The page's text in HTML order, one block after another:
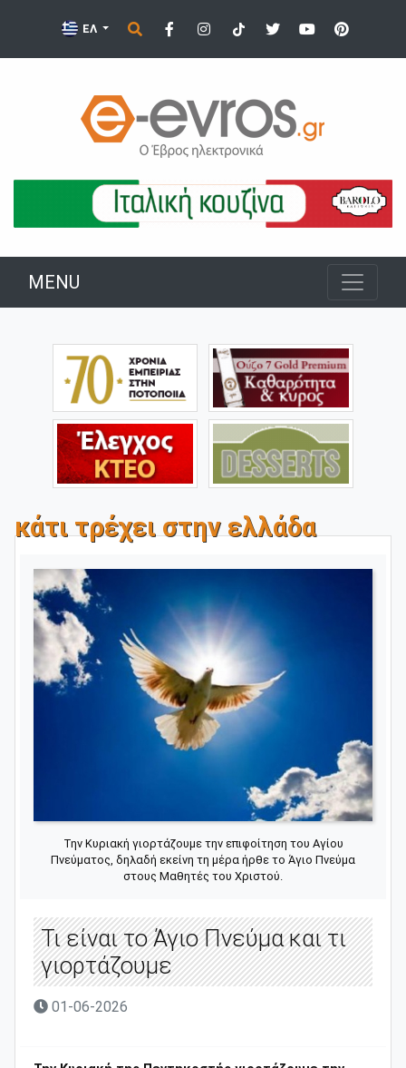
ΕΛ
MENU
κάτι τρέχει στην ελλάδα
Την Κυριακή γιορτάζουμε την επιφοίτηση του Αγίου
Πνεύματος, δηλαδή εκείνη τη μέρα ήρθε το Άγιο Πνεύμα
στους Μαθητές του Χριστού.
Τι είναι το Άγιο Πνεύμα και τι
γιορτάζουμε
01-06-2026